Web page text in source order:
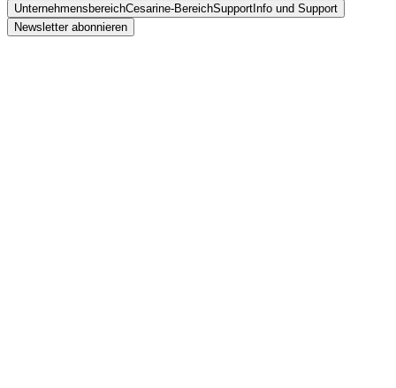
UnternehmensbereichCesarine-BereichSupport Info und Support
Newsletter abonnieren